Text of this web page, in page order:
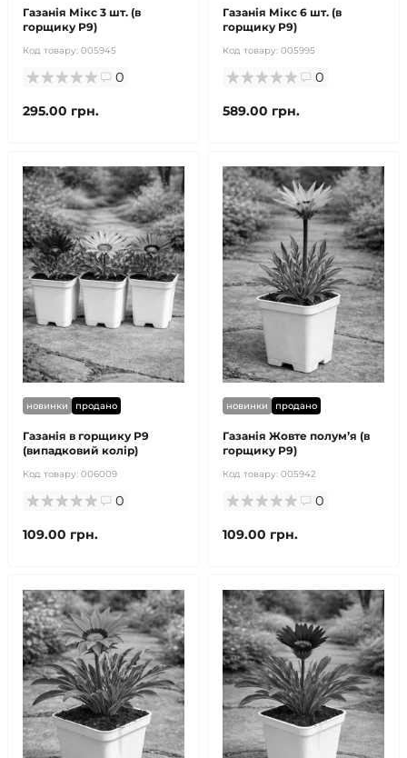
Газанія Мікс 3 шт. (в
горщику Р9)
Код товару: 005945
0
295.00 грн.
Газанія Мікс 6 шт. (в
горщику Р9)
Код товару: 005995
0
589.00 грн.
новинки продано
Газанія в горщику Р9
(випадковий колір)
Код товару: 006009
0
109.00 грн.
новинки продано
Газанія Жовте полумʼя (в
горщику Р9)
Код товару: 005942
0
109.00 грн.